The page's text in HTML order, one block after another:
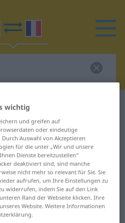
Wörterbuch
Übersetzung
wichtig
und greifen auf
oder eindeutige
Auswahl von Akzeptieren
für die unter „Wir und unsere
Dienste bereitzustellen“
deaktiviert sind, sind manche
nicht mehr so relevant für Sie. Sie
aufrufen, um Ihre Einstellungen zu
widerrufen, indem Sie auf den Link
Rand der Webseite klicken. Ihre
Website. Weitere Informationen